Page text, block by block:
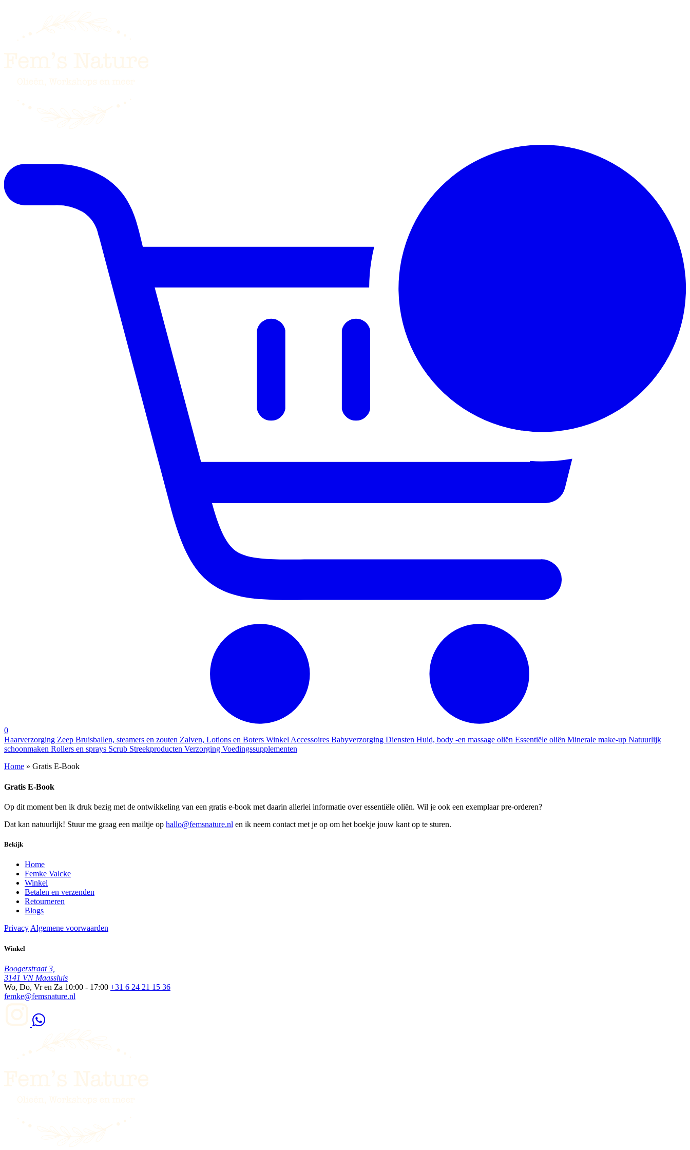
0
Haarverzorging Zeep Bruisballen, steamers en zouten Zalven, Lotions en Boters WinkelAccessoires Babyverzorging Diensten Huid, body -en massage oliën Essentiële oliën Minerale make-up Natuurlijk
schoonmaken Rollers en sprays Scrub Streekproducten Verzorging Voedingssupplementen
Home » Gratis E-Book
Gratis E-Book
Op dit moment ben ik druk bezig met de ontwikkeling van een gratis e-book met daarin allerlei informatie over essentiële oliën. Wil je ook een exemplaar pre-orderen?
Dat kan natuurlijk! Stuur me graag een mailtje op hallo@femsnature.nl en ik neem contact met je op om het boekje jouw kant op te sturen.
Bekijk
Home
Femke Valcke
Winkel
Betalen en verzenden
Retourneren
Blogs
Privacy Algemene voorwaarden
Winkel
Boogerstraat 3,
3141 VN Maassluis
Wo, Do, Vr en Za 10:00 - 17:00 +31 6 24 21 15 36
femke@femsnature.nl